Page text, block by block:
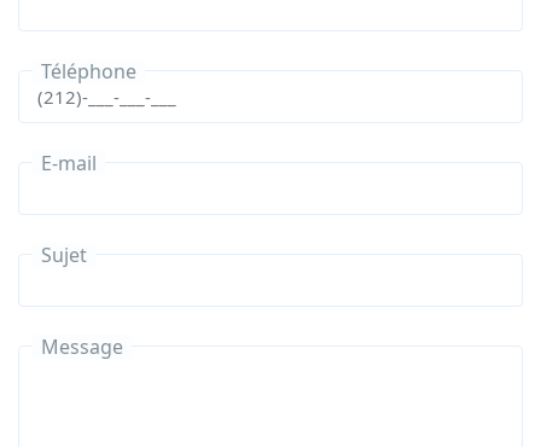
Téléphone
E-mail
Sujet
Message